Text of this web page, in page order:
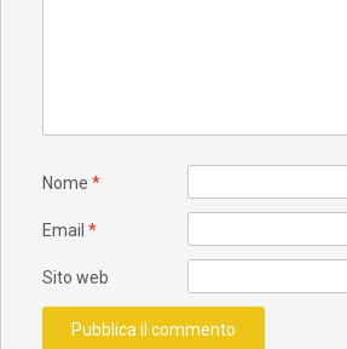
Nome *
Email *
Sito web